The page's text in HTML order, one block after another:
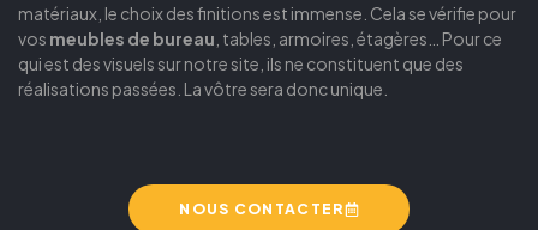
matériaux, le choix des finitions est immense. Cela se vérifie pour
vos meubles de bureau , tables, armoires, étagères… Pour ce
qui est des visuels sur notre site, ils ne constituent que des
réalisations passées. La vôtre sera donc unique.
NOUS CONTACTER